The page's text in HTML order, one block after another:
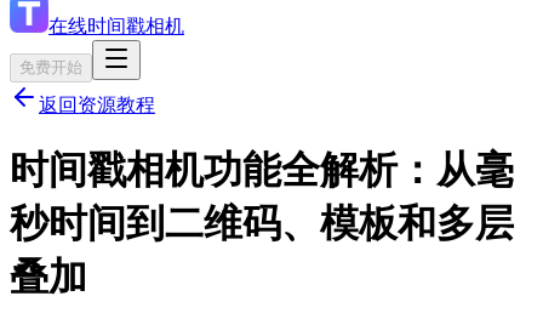
在线时间戳相机
免费开始
返回资源教程
时间戳相机功能全解析：从毫
秒时间到二维码、模板和多层
叠加